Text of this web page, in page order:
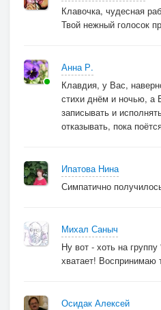
Клавочка, чудесная
Твой нежный голосок
Анна Р.
Клавдия, у Вас,
стихи днём и ночью, а
записывать и
отказывать, пока
Ипатова Нина
Симпатично
Михал Саныч
Ну вот - хоть на
хватает! Воспринимаю
Осидак Алексей